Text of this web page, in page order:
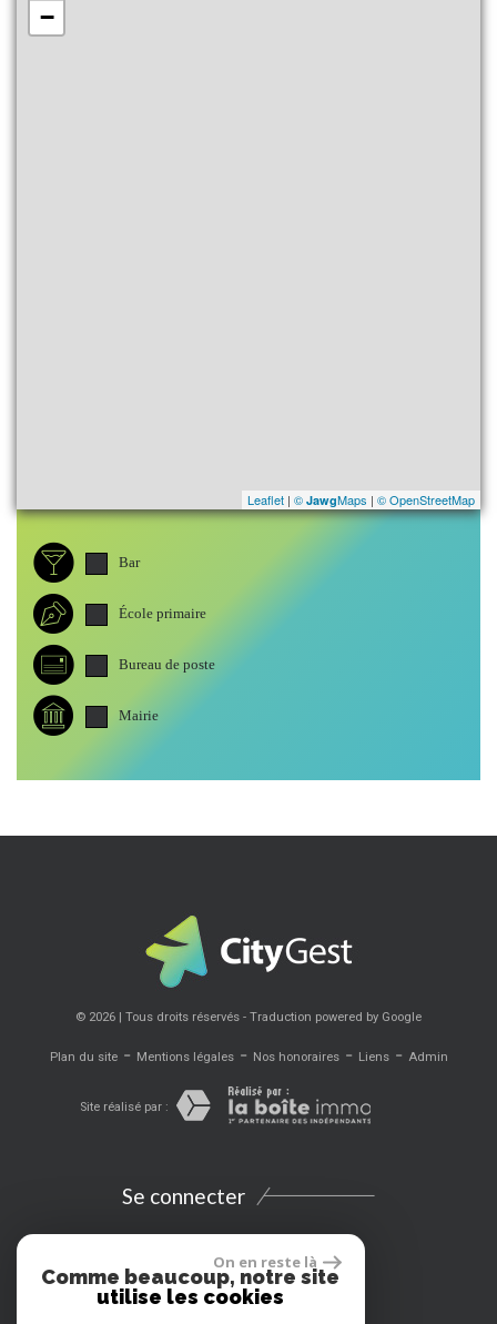
−
Leaflet | © JawgMaps | © OpenStreetMap
Bar
École primaire
Bureau de poste
Mairie
© 2026 | Tous droits réservés - Traduction powered by Google
Plan du site- Mentions légales- Nos honoraires- Liens- Admin
Site réalisé par :
Se connecter
Espace propriétaires
Extranet
On en reste là
Comme beaucoup, notre site
utilise les cookies